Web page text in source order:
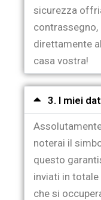
sicurezza
direttamente
casa vostra!
3. I miei
noterai il
questo
inviati in
che si